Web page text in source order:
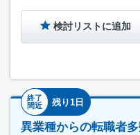
検討リストに追加
終了
間近
残り1日
異業種からの転職者